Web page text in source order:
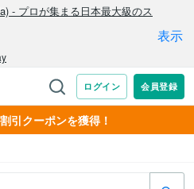
引クーポンを獲得！